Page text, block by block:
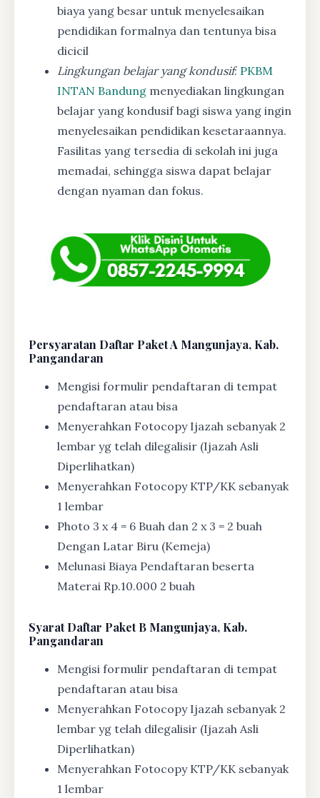
biaya yang besar untuk menyelesaikan
pendidikan formalnya dan tentunya bisa
dicicil
Lingkungan belajar yang kondusif: PKBM
INTAN Bandung menyediakan lingkungan
belajar yang kondusif bagi siswa yang ingin
menyelesaikan pendidikan kesetaraannya.
Fasilitas yang tersedia di sekolah ini juga
memadai, sehingga siswa dapat belajar
dengan nyaman dan fokus.
Persyaratan Daftar Paket A Mangunjaya, Kab.
Pangandaran
Mengisi formulir pendaftaran di tempat
pendaftaran atau bisa
Menyerahkan Fotocopy Ijazah sebanyak 2
lembar yg telah dilegalisir (Ijazah Asli
Diperlihatkan)
Menyerahkan Fotocopy KTP/KK sebanyak
1 lembar
Photo 3 x 4 = 6 Buah dan 2 x 3 = 2 buah
Dengan Latar Biru (Kemeja)
Melunasi Biaya Pendaftaran beserta
Materai Rp.10.000 2 buah
SyaratDaftar Paket B Mangunjaya, Kab.
Pangandaran
Mengisi formulir pendaftaran di tempat
pendaftaran atau bisa
Menyerahkan Fotocopy Ijazah sebanyak 2
lembar yg telah dilegalisir (Ijazah Asli
Diperlihatkan)
Menyerahkan Fotocopy KTP/KK sebanyak
1 lembar